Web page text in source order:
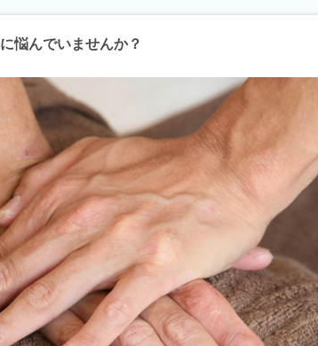
悩んでいませんか？